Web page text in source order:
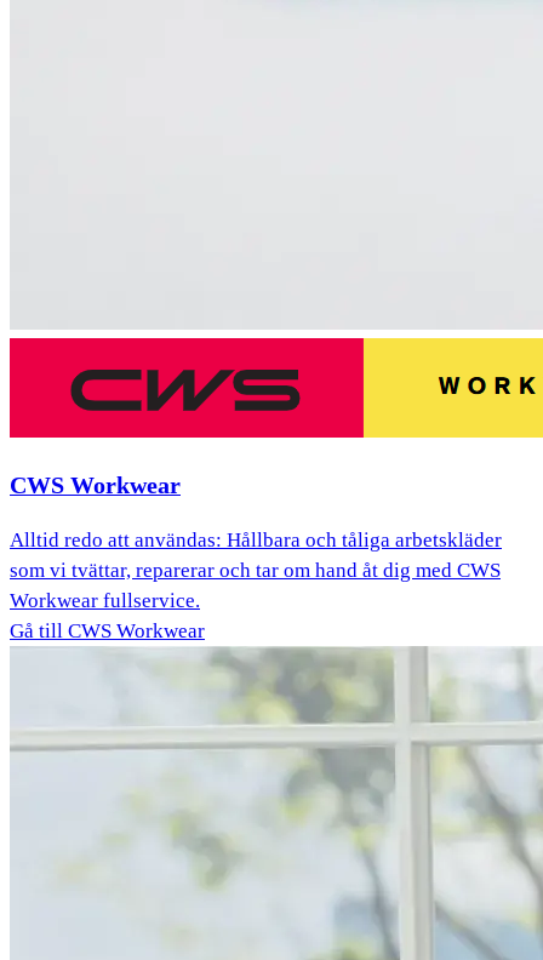
CWS Workwear
Alltid redo att användas: Hållbara och tåliga arbetskläder
som vi tvättar, reparerar och tar om hand åt dig med CWS
Workwear fullservice.
Gå till CWS Workwear